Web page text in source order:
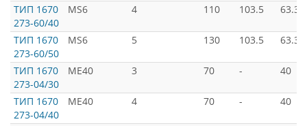
ТИП 1670
273-60/40
MS6 4 110 103.5
ТИП 1670
273-60/50
MS6 5 130 103.5
ТИП 1670
273-04/30
ME40 3 70 - 40
ТИП 1670
273-04/40
ME40 4 70 - 40